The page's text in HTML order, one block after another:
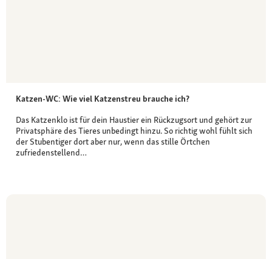
Katzen-WC: Wie viel Katzenstreu brauche ich?
Das Katzenklo ist für dein Haustier ein Rückzugsort und gehört zur
Privatsphäre des Tieres unbedingt hinzu. So richtig wohl fühlt sich
der Stubentiger dort aber nur, wenn das stille Örtchen
zufriedenstellend…